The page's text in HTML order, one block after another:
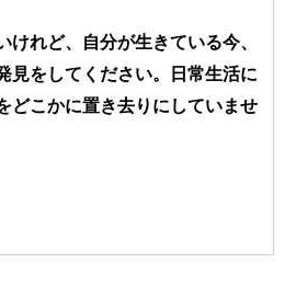
けれど、自分が生きている今、
見をしてください。日常生活に
どこかに置き去りにしていませ